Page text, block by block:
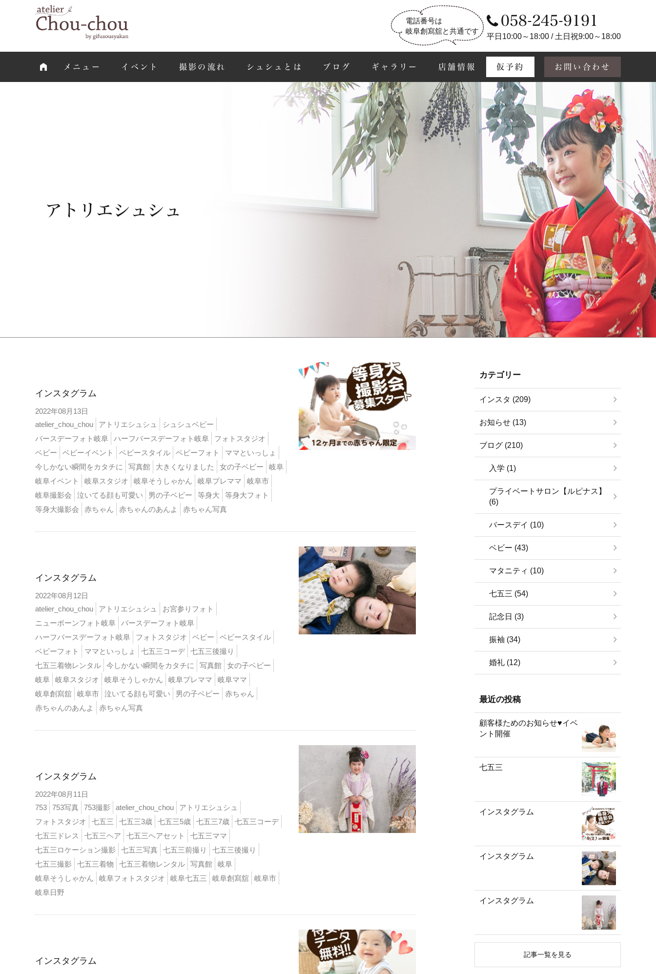
電話番号は
岐阜創寫舘と共通です
058-245-9191
平日10:00～18:00 / 土日祝9:00～18:00
メニュー イベント 撮影の流れ シュシュとは ブログ ギャラリー 店舗情報 仮予約 お問い合わせ
アトリエシュシュ
インスタグラム
2022年08月13日
atelier_chou_chou
アトリエシュシュ
シュシュベビー
バースデーフォト岐阜
ハーフバースデーフォト岐阜
フォトスタジオ
ベビー
ベビーイベント ベビースタイル ベビーフォト
ママといっしょ
今しかない瞬間をカタチに
写真館 大きくなりました 女の子ベビー
岐阜
岐阜イベント
岐阜スタジオ 岐阜そうしゃかん 岐阜プレママ
岐阜市
岐阜撮影会
泣いてる顔も可愛い 男の子ベビー 等身大
等身大フォト
等身大撮影会
赤ちゃん 赤ちゃんのあんよ 赤ちゃん写真
インスタグラム
2022年08月12日
atelier_chou_chou
アトリエシュシュ
お宮参りフォト
ニューボーンフォト岐阜
バースデーフォト岐阜
ハーフバースデーフォト岐阜
フォトスタジオ ベビー
ベビースタイル
ベビーフォト
ママといっしょ 七五三コーデ
七五三後撮り
七五三着物レンタル
今しかない瞬間をカタチに 写真館
女の子ベビー
岐阜
岐阜スタジオ 岐阜そうしゃかん 岐阜プレママ
岐阜ママ
岐阜創寫舘
岐阜市 泣いてる顔も可愛い 男の子ベビー
赤ちゃん
赤ちゃんのあんよ
赤ちゃん写真
インスタグラム
2022年08月11日
753
753写真 753撮影 atelier_chou_chou
アトリエシュシュ
フォトスタジオ
七五三 七五三3歳 七五三5歳 七五三7歳
七五三コーデ
七五三ドレス
七五三ヘア 七五三ヘアセット
七五三ママ
七五三ロケーション撮影
七五三写真 七五三前撮り
七五三後撮り
七五三撮影
七五三着物 七五三着物レンタル 写真館
岐阜
岐阜そうしゃかん
岐阜フォトスタジオ 岐阜七五三 岐阜創寫舘
岐阜市
岐阜日野
インスタグラム
カテゴリー
インスタ (209)
お知らせ (13)
ブログ (210)
入学 (1)
プライベートサロン【ルピナス】
(6)
バースデイ (10)
ベビー (43)
マタニティ (10)
七五三 (54)
記念日 (3)
振袖 (34)
婚礼 (12)
最近の投稿
顧客様ためのお知らせ♥イベ
ント開催
七五三
インスタグラム
インスタグラム
インスタグラム
記事一覧を見る